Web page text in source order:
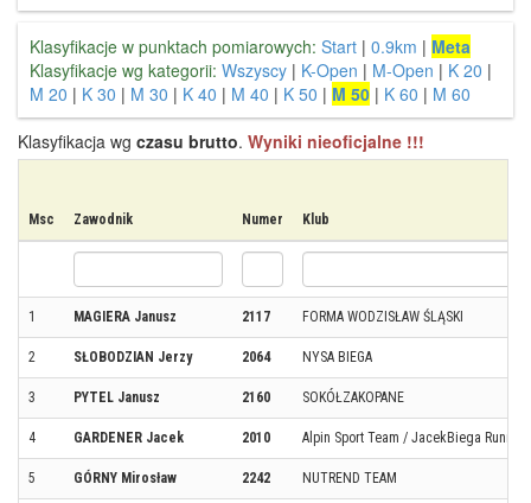
Klasyfikacje w punktach pomiarowych: Start | 0.9km | Meta
Klasyfikacje wg kategorii: Wszyscy | K-Open | M-Open | K 20 |
M 20 | K 30 | M 30 | K 40 | M 40 | K 50 | M 50 | K 60 | M 60
Klasyfikacja wg czasu brutto. Wyniki nieoficjalne !!!
Msc Zawodnik Numer Klub
1 MAGIERA Janusz 2117 FORMA WODZISŁAW ŚLĄSKI
2 SŁOBODZIAN Jerzy 2064 NYSA BIEGA
3 PYTEL Janusz 2160 SOKÓŁZAKOPANE
4 GARDENER Jacek 2010 Alpin Sport Team / JacekBiega
5 GÓRNY Mirosław 2242 NUTREND TEAM